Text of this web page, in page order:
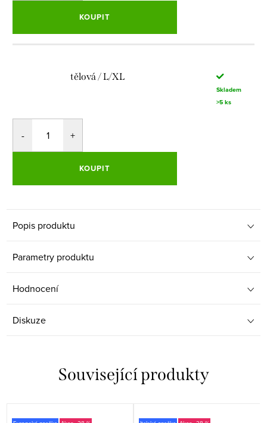
KOUPIT
tělová / L/XL
Skladem
>5 ks
KOUPIT
Popis produktu
Parametry produktu
Hodnocení
Diskuze
Související produkty